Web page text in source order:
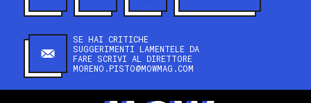
SE HAI CRITICHE
SUGGERIMENTI LAMENTELE DA
FARE SCRIVI AL DIRETTORE
MORENO.PISTO@MOWMAG.COM